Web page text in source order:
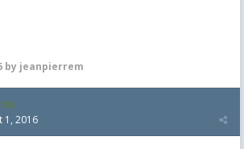
by jeanpierrem
135
1, 2016